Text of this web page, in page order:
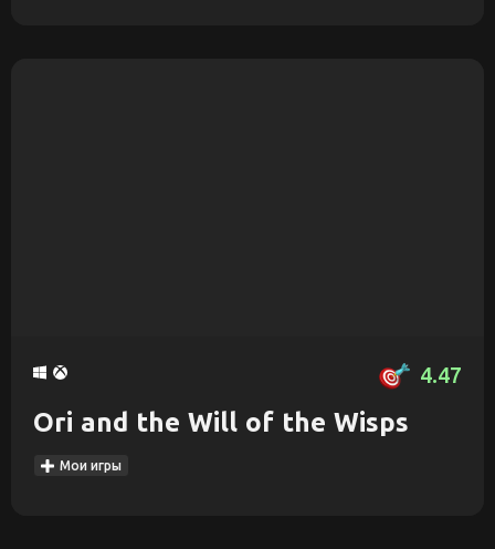
4.47
Ori and the Will of the Wisps
Мои игры